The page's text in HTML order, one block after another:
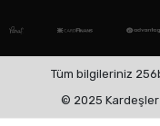
Tüm bilgileriniz
© 2025 Kardeşler